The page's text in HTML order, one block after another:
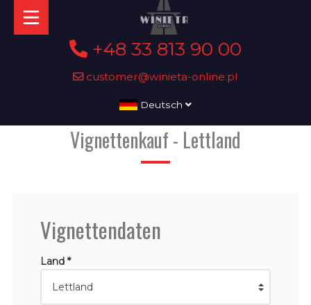
+48 33 813 90 00
customer@winieta-online.pl
Deutsch
Vignettenkauf - Lettland
Vignettendaten
Land *